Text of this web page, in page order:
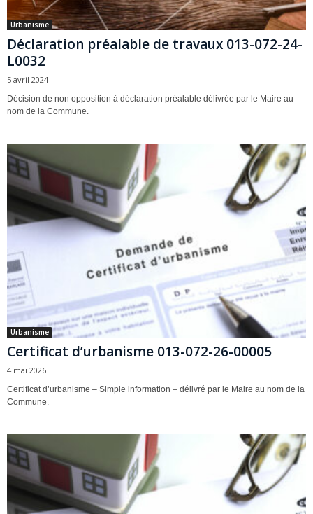
Urbanisme
Déclaration préalable de travaux 013-072-24-
L0032
5 avril 2024
Décision de non opposition à déclaration préalable délivrée par le Maire au
nom de la Commune.
Urbanisme
Certificat d’urbanisme 013-072-26-00005
4 mai 2026
Certificat d’urbanisme – Simple information – délivré par le Maire au nom de la
Commune.